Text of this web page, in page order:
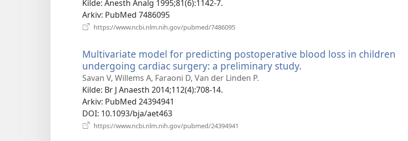
vindu)
Kilde‎: Anesth Analg 1995;81(6):1142-7.
Arkiv‎: PubMed 7486095
https://www.ncbi.nlm.nih.gov/pubmed/7486095
Multivariate model for predicting postoperative blood loss in children
undergoing cardiac surgery: a preliminary study.
Savan V, Willems A, Faraoni D, Van der Linden P.
Kilde‎: Br J Anaesth 2014;112(4):708-14.
Arkiv‎: PubMed 24394941
DOI‎: 10.1093/bja/aet463
https://www.ncbi.nlm.nih.gov/pubmed/24394941